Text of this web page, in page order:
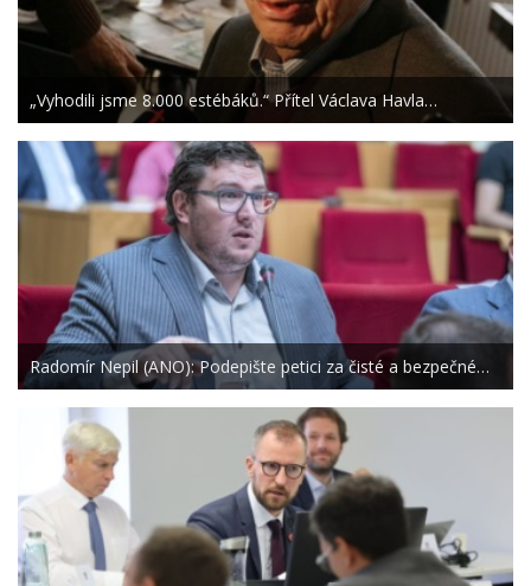
„Vyhodili jsme 8.000 estébáků.“ Přítel Václava Havla…
Radomír Nepil (ANO): Podepište petici za čisté a bezpečné…